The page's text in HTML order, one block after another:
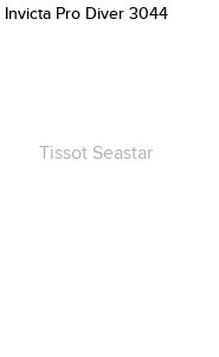
Invicta Pro Diver 3044